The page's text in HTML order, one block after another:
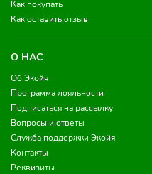
Как покупать
Как оставить отзыв
О НАС
Об Экойя
Программа лояльности
Подписаться на рассылку
Вопросы и ответы
Служба поддержки Экойя
Контакты
Реквизиты